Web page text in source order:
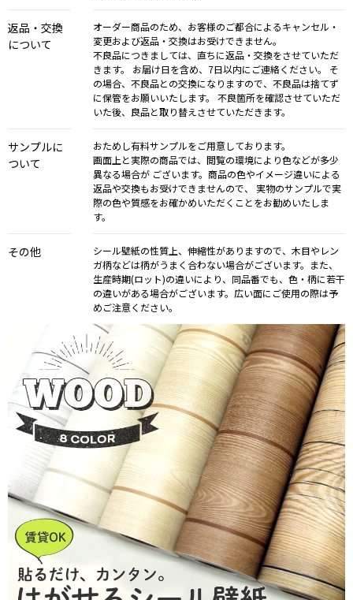
返品・交換
について
オーダー商品のため、お客様のご都合によるキャンセル・
変更および返品・交換はお受けできません。
不良品につきましては、直ちに返品・交換をさせていただ
きます。 お届け日を含め、7日以内にご連絡ください。 そ
の場合、不良品との交換になりますので、不良品は捨てず
に保管をお願いいたします。 不良箇所を確認させていただ
いた後、良品と取り替えさせていただきます。
サンプルに
ついて
おためし有料サンプルをご用意しております。
画面上と実際の商品では、閲覧の環境により色などが多少
異なる場合が ございます。商品の色やイメージ違いによる
返品や交換もお受けできませんので、 実物のサンプルで実
際の色や質感をお確かめいただくことをお勧めいたしま
す。
その他
シール壁紙の性質上、伸縮性がありますので、木目やレン
ガ柄などは柄がうまく合わない場合がございます。また、
生産時期(ロット)の違いにより、同品番でも、色・柄に若干
の違いがある場合がございます。広い面にご使用の際は予
めご注意ください。